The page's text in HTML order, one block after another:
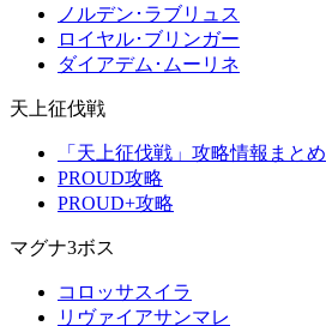
ノルデン･ラブリュス
ロイヤル･ブリンガー
ダイアデム･ムーリネ
天上征伐戦
「天上征伐戦」攻略情報まとめ
PROUD攻略
PROUD+攻略
マグナ3ボス
コロッサスイラ
リヴァイアサンマレ